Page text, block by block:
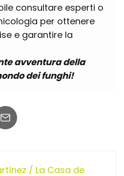
consultare esperti o
per ottenere
e garantire la
avventura della
dei funghi!
/ La Casa de